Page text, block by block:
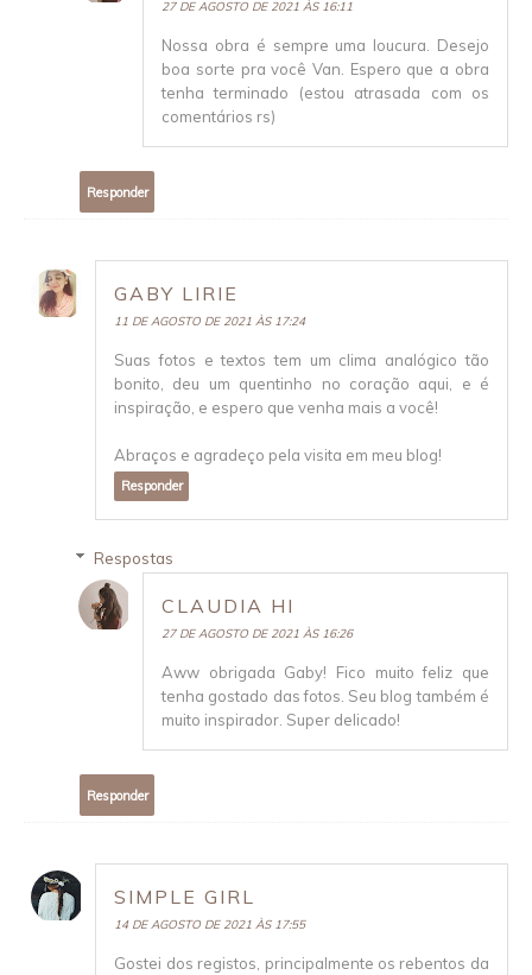
27 DE AGOSTO DE 2021 ÀS 16:11
Nossa obra é sempre uma loucura. Desejo
boa sorte pra você Van. Espero que a obra
tenha terminado (estou atrasada com os
comentários rs)
Responder
GABY LIRIE
11 DE AGOSTO DE 2021 ÀS 17:24
Suas fotos e textos tem um clima analógico tão
bonito, deu um quentinho no coração aqui, e é
inspiração, e espero que venha mais a você!
Abraços e agradeço pela visita em meu blog!
Responder
Respostas
CLAUDIA HI
27 DE AGOSTO DE 2021 ÀS 16:26
Aww obrigada Gaby! Fico muito feliz que
tenha gostado das fotos. Seu blog também é
muito inspirador. Super delicado!
Responder
SIMPLE GIRL
14 DE AGOSTO DE 2021 ÀS 17:55
Gostei dos registos, principalmente os rebentos da